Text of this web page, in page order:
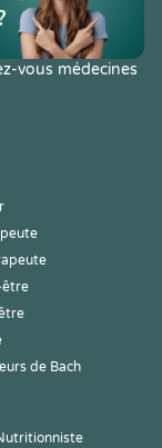
vous médecines
être
de Bach